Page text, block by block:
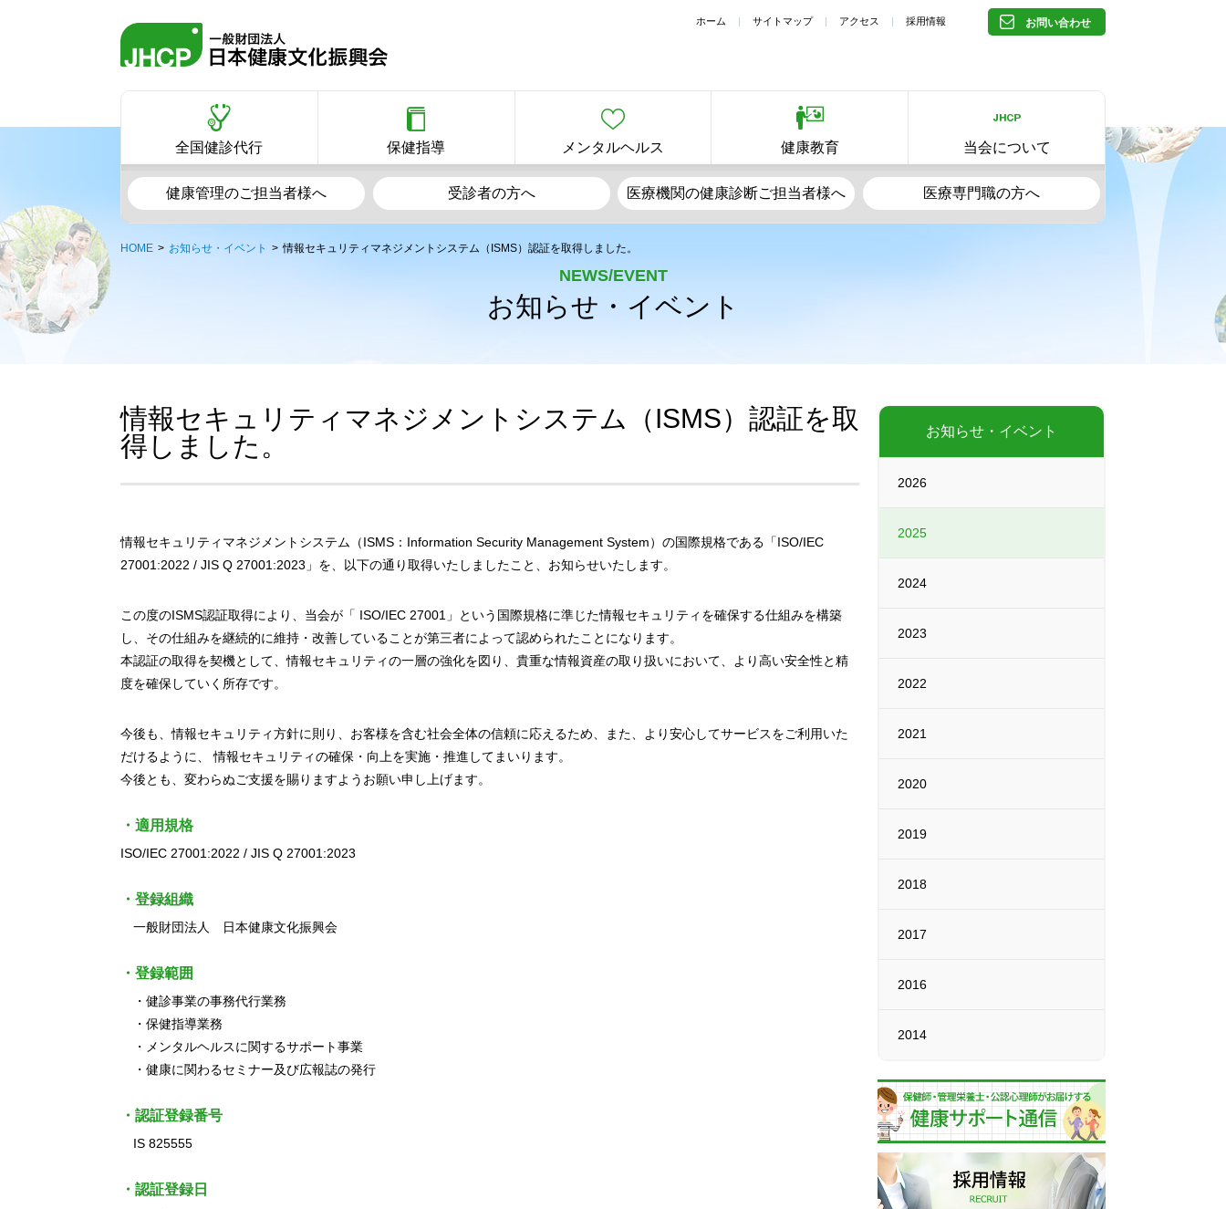
ホーム サイトマップ アクセス 採用情報 お問い合わせ
全国健診代行 保健指導 メンタルヘルス 健康教育 当会について
健康管理のご担当者様へ 受診者の方へ 医療機関の健康診断ご担当者様へ 医療専門職の方へ
HOME お知らせ・イベント 情報セキュリティマネジメントシステム（ISMS）認証を取得しました。
NEWS/EVENT
お知らせ・イベント
情報セキュリティマネジメントシステム（ISMS）認証を取
得しました。
情報セキュリティマネジメントシステム（ISMS：Information Security Management System）の国際規格である「ISO/IEC
27001:2022 / JIS Q 27001:2023」を、以下の通り取得いたしましたこと、お知らせいたします。
この度のISMS認証取得により、当会が「 ISO/IEC 27001」という国際規格に準じた情報セキュリティを確保する仕組みを構築
し、その仕組みを継続的に維持・改善していることが第三者によって認められたことになります。
本認証の取得を契機として、情報セキュリティの一層の強化を図り、貴重な情報資産の取り扱いにおいて、より高い安全性と精
度を確保していく所存です。
今後も、情報セキュリティ方針に則り、お客様を含む社会全体の信頼に応えるため、また、より安心してサービスをご利用いた
だけるように、 情報セキュリティの確保・向上を実施・推進してまいります。
今後とも、変わらぬご支援を賜りますようお願い申し上げます。
・適用規格
ISO/IEC 27001:2022 / JIS Q 27001:2023
・登録組織
一般財団法人 日本健康文化振興会
・登録範囲
・健診事業の事務代行業務
・保健指導業務
・メンタルヘルスに関するサポート事業
・健康に関わるセミナー及び広報誌の発行
・認証登録番号
IS 825555
・認証登録日
お知らせ・イベント
2026
2025
2024
2023
2022
2021
2020
2019
2018
2017
2016
2014